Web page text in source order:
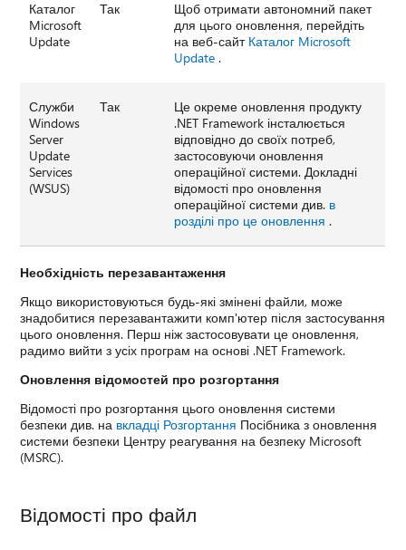
Каталог
Microsoft
Update
Так
Щоб отримати автономний пакет
для цього оновлення, перейдіть
на веб-сайт Каталог Microsoft
Update .
Служби
Windows
Server
Update
Services
(WSUS)
Так
Це окреме оновлення продукту
.NET Framework інсталюється
відповідно до своїх потреб,
застосовуючи оновлення
операційної системи. Докладні
відомості про оновлення
операційної системи див. в
розділі про це оновлення .
Необхідність перезавантаження
Якщо використовуються будь-які змінені файли, може
знадобитися перезавантажити комп'ютер після застосування
цього оновлення. Перш ніж застосовувати це оновлення,
радимо вийти з усіх програм на основі .NET Framework.
Оновлення відомостей про розгортання
Відомості про розгортання цього оновлення системи
безпеки див. на вкладці Розгортання Посібника з оновлення
системи безпеки Центру реагування на безпеку Microsoft
(MSRC).
Відомості про файл